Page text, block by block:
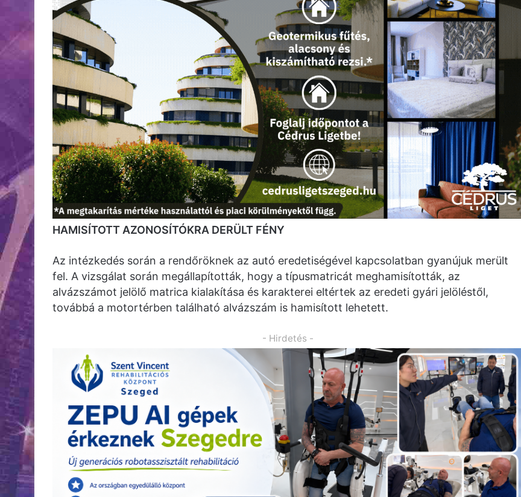
HAMISÍTOTT AZONOSÍTÓKRA DERÜLT FÉNY
Az intézkedés során a rendőröknek az autó eredetiségével kapcsolatban gyanújuk merült
fel. A vizsgálat során megállapították, hogy a típusmatricát meghamisították, az
alvázszámot jelölő matrica kialakítása és karakterei eltértek az eredeti gyári jelöléstől,
továbbá a motortérben található alvázszám is hamisított lehetett.
- Hirdetés -